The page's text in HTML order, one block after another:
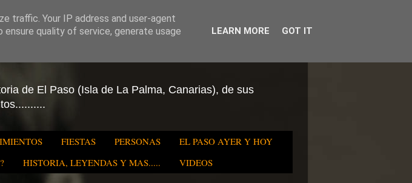
de El Paso (Isla de La Palma, Canarias), de sus
FIESTAS PERSONAS
EL PASO AYER Y HOY
HISTORIA, LEYENDAS Y MAS..... VIDEOS
traffic. Your IP address and user-agent
quality of service, generate usage
LEARN MORE GOT IT